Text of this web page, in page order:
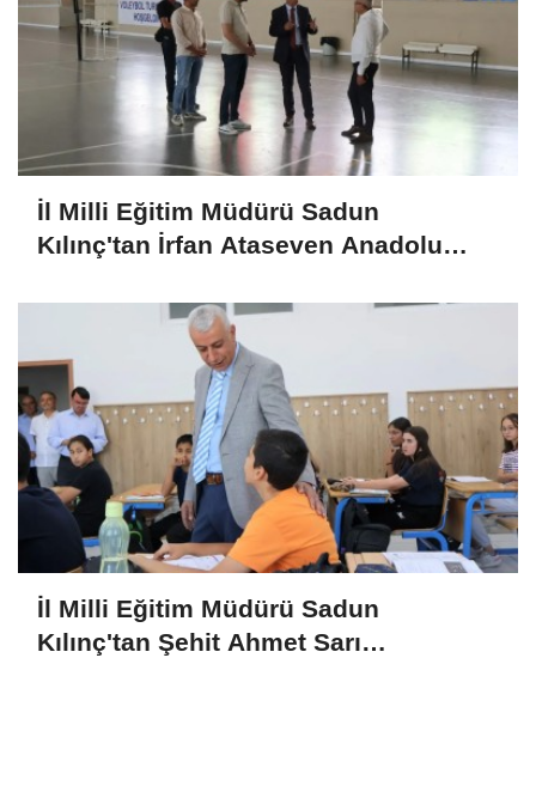
İl Milli Eğitim Müdürü Sadun
Kılınç'tan İrfan Ataseven Anadolu
İl Milli Eğitim Müdürü Sadun
Kılınç'tan Şehit Ahmet Sarı